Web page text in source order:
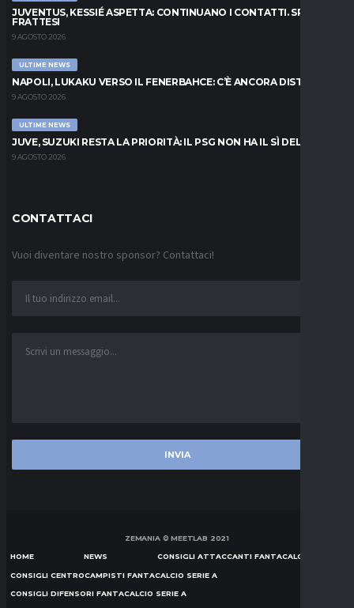
JUVENTUS, KESSIÉ ASPETTA: CONTINUANO I CONTATTI. SPUNTA
FRATTESI
9 AGOSTO 2026
ULTIME NEWS
NAPOLI, LUKAKU VERSO IL FENERBAHCE: C’È ANCORA DISTANZA
9 AGOSTO 2026
ULTIME NEWS
JUVE, SUZUKI RESTA LA PRIORITÀ: IL PSG NON HA IL SÌ DEL PARMA
9 AGOSTO 2026
CONTATTACI
Vuoi diventare nostro sponsor? Contattaci!
ZEMANIA © MEETLAB 2021
HOME NEWS CONSIGLI ATTACCANTI FANTACALCIO SERIE A
CONSIGLI CENTROCAMPISTI FANTACALCIO SERIE A
CONSIGLI DIFENSORI FANTACALCIO SERIE A